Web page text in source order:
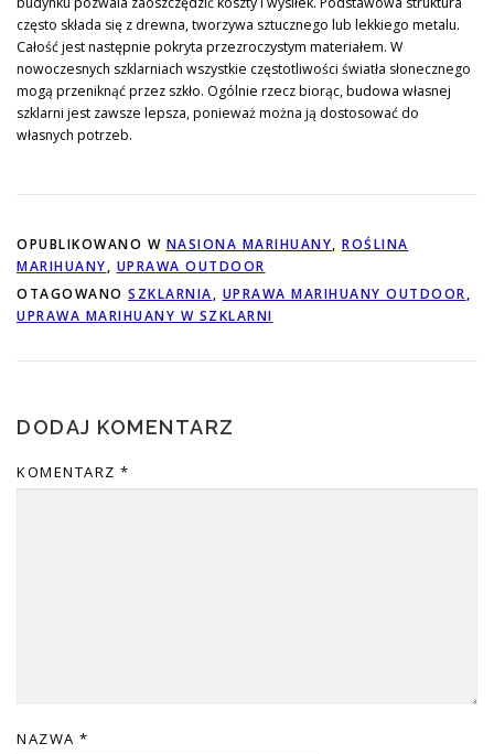
często składa się z drewna, tworzywa sztucznego lub lekkiego metalu.
Całość jest następnie pokryta przezroczystym materiałem. W
nowoczesnych szklarniach wszystkie częstotliwości światła słonecznego
mogą przeniknąć przez szkło. Ogólnie rzecz biorąc, budowa własnej
szklarni jest zawsze lepsza, ponieważ można ją dostosować do
własnych potrzeb.
OPUBLIKOWANO W NASIONA MARIHUANY, ROŚLINA
MARIHUANY, UPRAWA OUTDOOR
OTAGOWANO SZKLARNIA, UPRAWA MARIHUANY OUTDOOR,
UPRAWA MARIHUANY W SZKLARNI
DODAJ KOMENTARZ
KOMENTARZ *
NAZWA *